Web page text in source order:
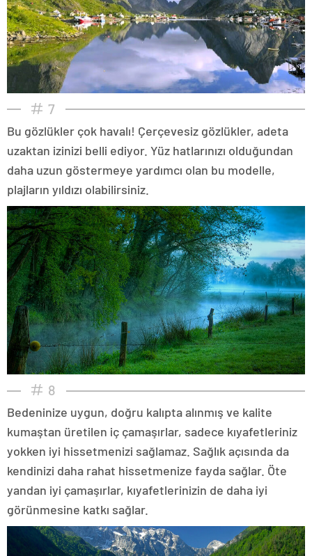
7
Bu gözlükler çok havalı! Çerçevesiz gözlükler, adeta
uzaktan izinizi belli ediyor. Yüz hatlarınızı olduğundan
daha uzun göstermeye yardımcı olan bu modelle,
plajların yıldızı olabilirsiniz.
8
Bedeninize uygun, doğru kalıpta alınmış ve kalite
kumaştan üretilen iç çamaşırlar, sadece kıyafetleriniz
yokken iyi hissetmenizi sağlamaz. Sağlık açısında da
kendinizi daha rahat hissetmenize fayda sağlar. Öte
yandan iyi çamaşırlar, kıyafetlerinizin de daha iyi
görünmesine katkı sağlar.